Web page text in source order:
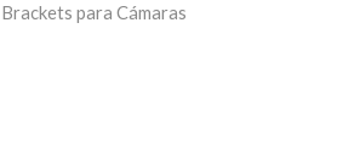
para Cámaras